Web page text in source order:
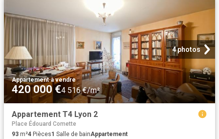
4 photos
Appartement·à vendre
420 000 €4 516 €/m²
Appartement T4 Lyon 2
Place Édouard Comette
93 m²4 Pièces1 Salle de bainAppartement